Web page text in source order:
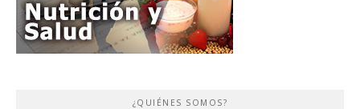
¿QUIÉNES SOMOS?